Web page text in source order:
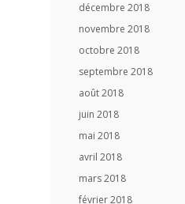
décembre 2018
novembre 2018
octobre 2018
septembre 2018
août 2018
juin 2018
mai 2018
avril 2018
mars 2018
février 2018